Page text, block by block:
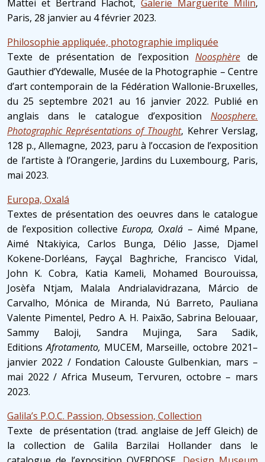
Mattei et Bertrand Flachot, Galerie Marguerite Milin,
Paris, 28 janvier au 4 février 2023.
Philosophie appliquée, photographie impliquée
Texte de présentation de l’exposition Noosphère de
Gauthier d’Ydewalle, Musée de la Photographie – Centre
d’art contemporain de la Fédération Wallonie-Bruxelles,
du 25 septembre 2021 au 16 janvier 2022. Publié en
anglais dans le catalogue d’exposition Noosphere.
Photographic Représentations of Thought, Kehrer Verslag,
128 p., Allemagne, 2023, paru à l’occasion de l’exposition
de l’artiste à l’Orangerie, Jardins du Luxembourg, Paris,
mai 2023.
Europa, Oxalá
Textes de présentation des oeuvres dans le catalogue
de l’exposition collective Europa, Oxalá – Aimé Mpane,
Aimé Ntakiyica, Carlos Bunga, Délio Jasse, Djamel
Kokene-Dorléans, Fayçal Baghriche, Francisco Vidal,
John K. Cobra, Katia Kameli, Mohamed Bourouissa,
Josèfa Ntjam, Malala Andrialavidrazana, Márcio de
Carvalho, Mónica de Miranda, Nú Barreto, Pauliana
Valente Pimentel, Pedro A. H. Paixão, Sabrina Belouaar,
Sammy Baloji, Sandra Mujinga, Sara Sadik,
EditionsAfrotamento, MUCEM, Marseille, octobre 2021–
janvier 2022 / Fondation Calouste Gulbenkian, mars –
mai 2022 / Africa Museum, Tervuren, octobre – mars
2023.
Galila’s P.O.C. Passion, Obsession, Collection
Texte de présentation (trad. anglaise de Jeff Gleich) de
la collection de Galila Barzilai Hollander dans le